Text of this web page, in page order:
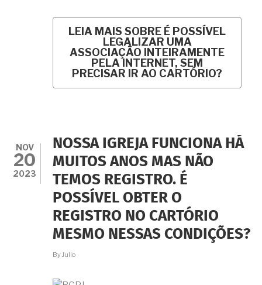
LEIA MAIS SOBRE É POSSÍVEL
LEGALIZAR UMA
ASSOCIAÇÃO INTEIRAMENTE
PELA INTERNET, SEM
PRECISAR IR AO CARTÓRIO?
NOV
20
2023
NOSSA IGREJA FUNCIONA HÁ
MUITOS ANOS MAS NÃO
TEMOS REGISTRO. É
POSSÍVEL OBTER O
REGISTRO NO CARTÓRIO
MESMO NESSAS CONDIÇÕES?
ByJulio